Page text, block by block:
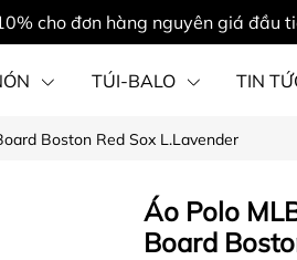
cho đơn hàng nguyên giá đầu
TÚI-BALO TIN
Boston Red Sox L.Lavender
Áo Polo
Board